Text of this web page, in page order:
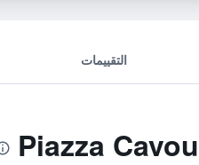
التقييمات